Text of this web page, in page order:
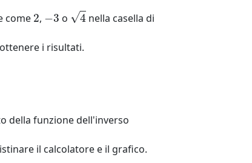
come , o
nella casella di
i risultati.
della funzione dell'inverso
il calcolatore e il grafico.